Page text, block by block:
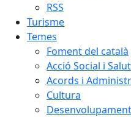
RSS
Turisme
Temes
Foment del català
Acció Social i Salut
Acords i
Cultura